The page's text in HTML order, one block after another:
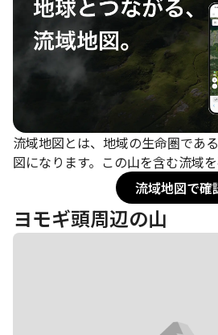
流域地図とは、地域の生命圏であ
図になります。この山を含む流域
流域地図で確
ヨモギ頭周辺の山